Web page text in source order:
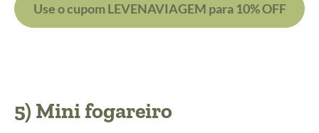
Use o cupom LEVENAVIAGEM para 10% OFF
5) Mini fogareiro